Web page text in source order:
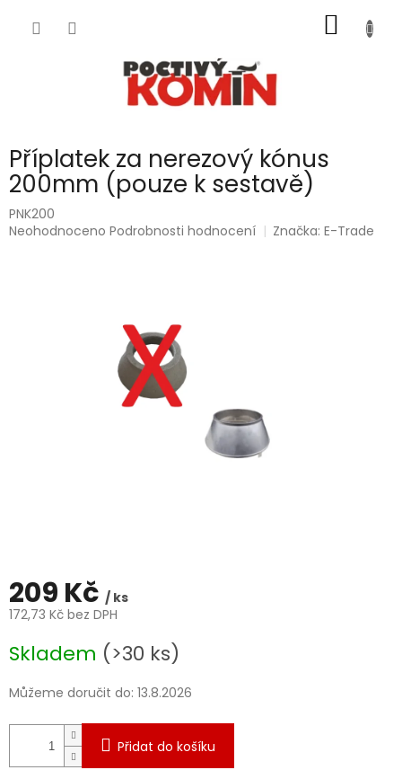
KOŠÍK
Příplatek za nerezový kónus
200mm (pouze k sestavě)
PNK200
Průměrné
Neohodnoceno Podrobnosti hodnocení Značka:E-Trade
209 Kč / ks
172,73 Kč bez DPH
cena:
Skladem (>30 ks)
Můžeme doručit do: 13.8.2026
Přidat do košíku